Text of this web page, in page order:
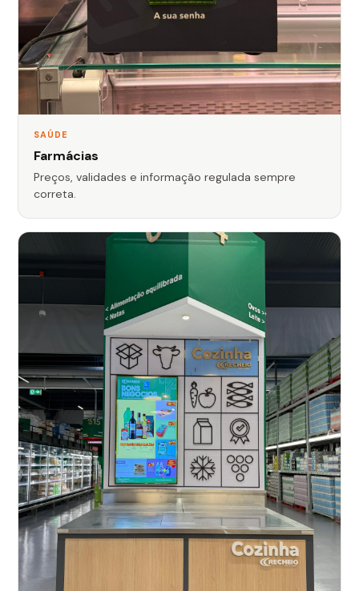
SAÚDE
Farmácias
Preços, validades e informação regulada sempre
correta.